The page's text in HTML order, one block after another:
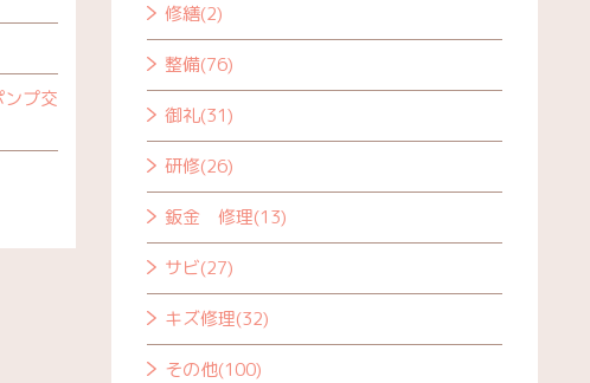
プ交
修繕(2)
整備(76)
御礼(31)
研修(26)
鈑金 修理(13)
サビ(27)
キズ修理(32)
その他(100)